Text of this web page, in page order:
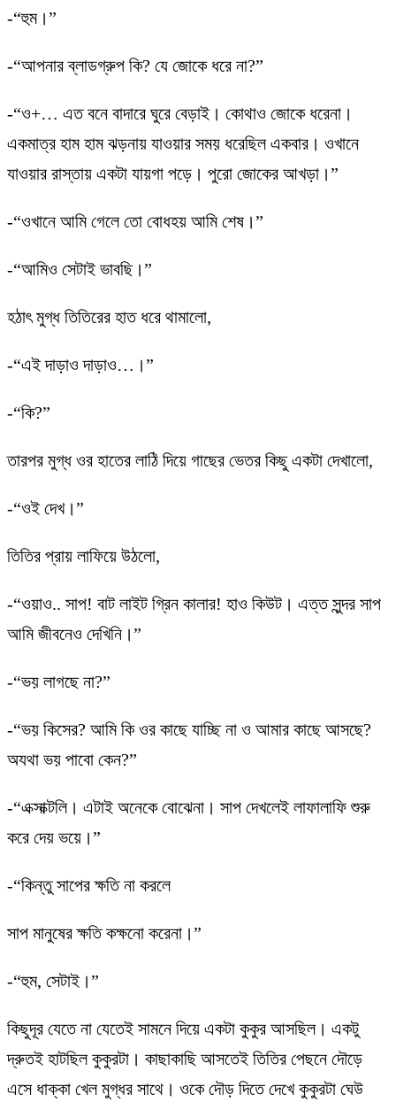
-“হুম।”
-“আপনার ব্লাডগ্রুপ কি? যে জোকে ধরে না?”
-“ও+… এত বনে বাদারে ঘুরে বেড়াই। কোথাও জোকে ধরেনা।
একমাত্র হাম হাম ঝড়নায় যাওয়ার সময় ধরেছিল একবার। ওখানে
যাওয়ার রাস্তায় একটা যায়গা পড়ে। পুরো জোকের আখড়া।”
-“ওখানে আমি গেলে তো বোধহয় আমি শেষ।”
-“আমিও সেটাই ভাবছি।”
হঠাৎ মুগ্ধ তিতিরের হাত ধরে থামালো,
-“এই দাড়াও দাড়াও…।”
-“কি?”
তারপর মুগ্ধ ওর হাতের লাঠি দিয়ে গাছের ভেতর কিছু একটা দেখালো,
-“ওই দেখ।”
তিতির প্রায় লাফিয়ে উঠলো,
-“ওয়াও.. সাপ! বাট লাইট গ্রিন কালার! হাও কিউট। এত্ত সুন্দর সাপ
আমি জীবনেও দেখিনি।”
-“ভয় লাগছে না?”
-“ভয় কিসের? আমি কি ওর কাছে যাচ্ছি না ও আমার কাছে আসছে?
অযথা ভয় পাবো কেন?”
-“এক্সাক্টলি। এটাই অনেকে বোঝেনা। সাপ দেখলেই লাফালাফি শুরু
করে দেয় ভয়ে।”
-“কিন্তু সাপের ক্ষতি না করলে
সাপ মানুষের ক্ষতি কক্ষনো করেনা।”
-“হুম, সেটাই।”
কিছুদূর যেতে না যেতেই সামনে দিয়ে একটা কুকুর আসছিল। একটু
দ্রুতই হাটছিল কুকুরটা। কাছাকাছি আসতেই তিতির পেছনে দৌড়ে
এসে ধাক্কা খেল মুগ্ধর সাথে। ওকে দৌড় দিতে দেখে কুকুরটা ঘেউ